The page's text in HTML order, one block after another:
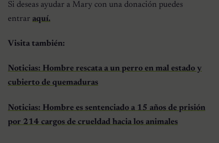
Si deseas ayudar a Mary con una donación puedes
entrar aquí.
Visita también:
Noticias: Hombre rescata a un perro en mal estado y
cubierto de quemaduras
Noticias: Hombre es sentenciado a 15 años de prisión
por 214 cargos de crueldad hacia los animales